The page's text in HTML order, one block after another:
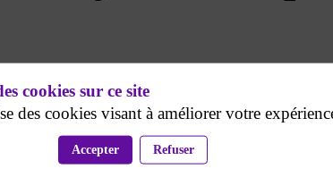
cookies sur ce site
des cookies visant à améliorer votre
Accepter Refuser